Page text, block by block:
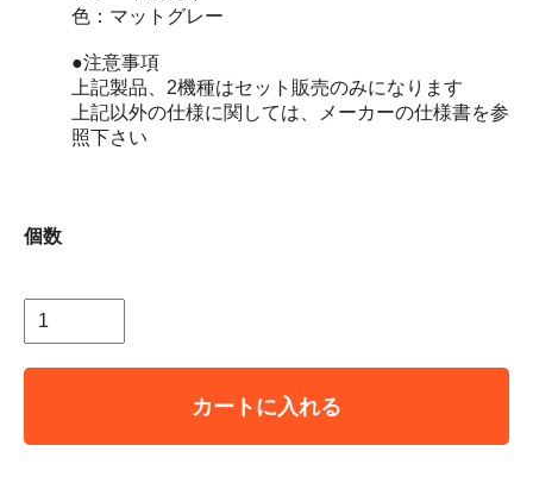
色：マットグレー
●注意事項
上記製品、2機種はセット販売のみになります
上記以外の仕様に関しては、メーカーの仕様書を参
照下さい
個数
カートに入れる